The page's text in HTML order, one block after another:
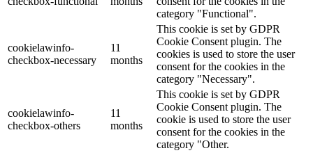
category "Functional".
cookielawinfo-
checkbox-necessary
11
months
This cookie is set by GDPR
Cookie Consent plugin. The
cookies is used to store the user
consent for the cookies in the
category "Necessary".
cookielawinfo-
checkbox-others
11
months
This cookie is set by GDPR
Cookie Consent plugin. The
cookie is used to store the user
consent for the cookies in the
category "Other.